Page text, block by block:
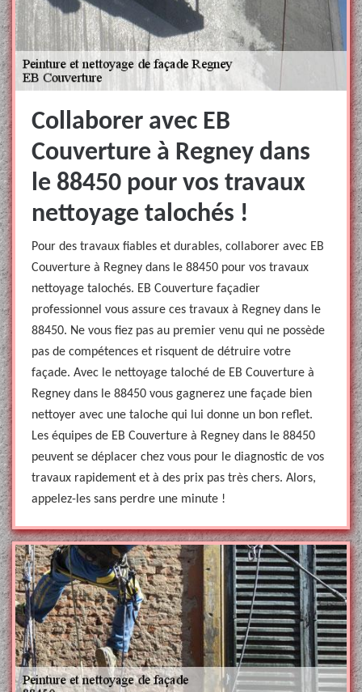
Collaborer avec EB
Couverture à Regney dans
le 88450 pour vos travaux
nettoyage talochés !
Pour des travaux fiables et durables, collaborer avec EB
Couverture à Regney dans le 88450 pour vos travaux
nettoyage talochés. EB Couverture façadier
professionnel vous assure ces travaux à Regney dans le
88450. Ne vous fiez pas au premier venu qui ne possède
pas de compétences et risquent de détruire votre
façade. Avec le nettoyage taloché de EB Couverture à
Regney dans le 88450 vous gagnerez une façade bien
nettoyer avec une taloche qui lui donne un bon reflet.
Les équipes de EB Couverture à Regney dans le 88450
peuvent se déplacer chez vous pour le diagnostic de vos
travaux rapidement et à des prix pas très chers. Alors,
appelez-les sans perdre une minute !